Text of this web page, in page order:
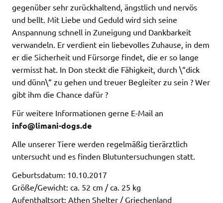
gegenüber sehr zurückhaltend, ängstlich und nervös
und bellt. Mit Liebe und Geduld wird sich seine
Anspannung schnell in Zuneigung und Dankbarkeit
verwandeln. Er verdient ein liebevolles Zuhause, in dem
er die Sicherheit und Fürsorge findet, die er so lange
vermisst hat. In Don steckt die Fähigkeit, durch \“dick
und dünn\“ zu gehen und treuer Begleiter zu sein ? Wer
gibt ihm die Chance dafür ?
Für weitere Informationen gerne E-Mail an
info@limani-dogs.de
Alle unserer Tiere werden regelmäßig tierärztlich
untersucht und es finden Blutuntersuchungen statt.
Geburtsdatum: 10.10.2017
Größe/Gewicht: ca. 52 cm / ca. 25 kg
Aufenthaltsort: Athen Shelter / Griechenland